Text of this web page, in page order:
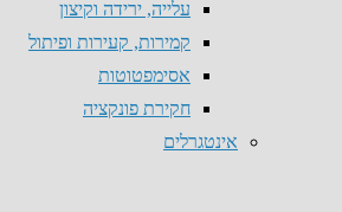
עלייה, ירידה וקיצון
קמירות, קעירות ופיתול
אסימפטוטות
חקירת פונקציה
אינטגרלים